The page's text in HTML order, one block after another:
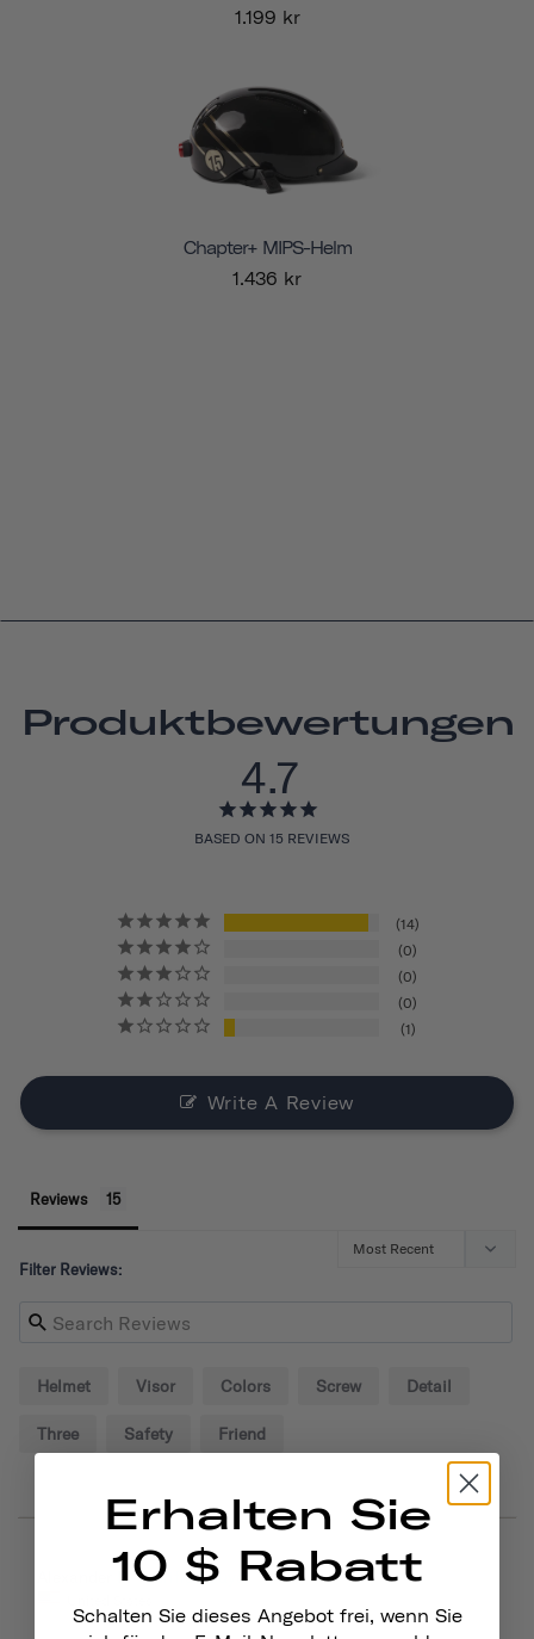
1.199 kr
Chapter+ MIPS-Helm
1.436 kr
Produktbewertungen
4.7
BASED ON 15 REVIEWS
14
0
0
0
1
Write A Review
Reviews
Filter Reviews:
Helmet Visor Colors Screw Detail
Three Safety Friend
09/02/2024
Alexander P.
Erhalten Sie
10 $ Rabatt
Schalten Sie dieses Angebot frei, wenn Sie